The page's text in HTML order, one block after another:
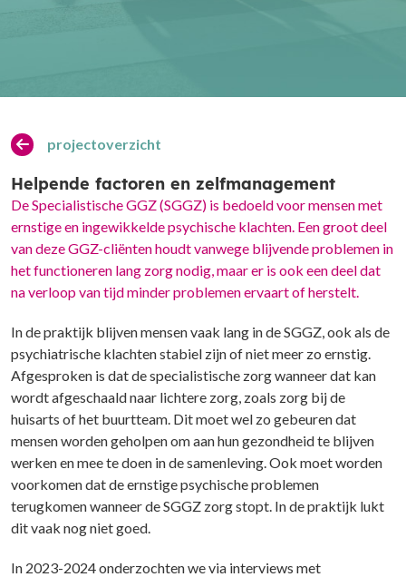
projectoverzicht
Helpende factoren en zelfmanagement
De Specialistische GGZ (SGGZ) is bedoeld voor mensen met
ernstige en ingewikkelde psychische klachten. Een groot deel
van deze GGZ-cliënten houdt vanwege blijvende problemen in
het functioneren lang zorg nodig, maar er is ook een deel dat
na verloop van tijd minder problemen ervaart of herstelt.
In de praktijk blijven mensen vaak lang in de SGGZ, ook als de
psychiatrische klachten stabiel zijn of niet meer zo ernstig.
Afgesproken is dat de specialistische zorg wanneer dat kan
wordt afgeschaald naar lichtere zorg, zoals zorg bij de
huisarts of het buurtteam. Dit moet wel zo gebeuren dat
mensen worden geholpen om aan hun gezondheid te blijven
werken en mee te doen in de samenleving. Ook moet worden
voorkomen dat de ernstige psychische problemen
terugkomen wanneer de SGGZ zorg stopt. In de praktijk lukt
dit vaak nog niet goed.
In 2023-2024 onderzochten we via interviews met